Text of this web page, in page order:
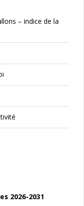
– indice de la
2026-2031